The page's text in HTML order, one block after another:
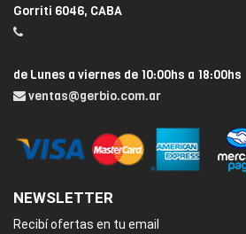
Gorriti 6046, CABA
de Lunes a viernes de 10:00hs a 18:00hs
ventas@gerbio.com.ar
NEWSLETTER
Recibí ofertas en tu email